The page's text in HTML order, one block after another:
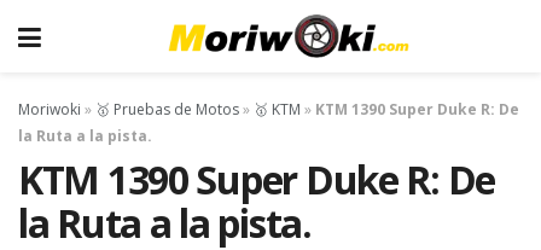
Moriwoki » 🥇 Pruebas de Motos» 🥇 KTM » KTM 1390 Super Duke R: De
la Ruta a la pista.
KTM 1390 Super Duke R: De
la Ruta a la pista.